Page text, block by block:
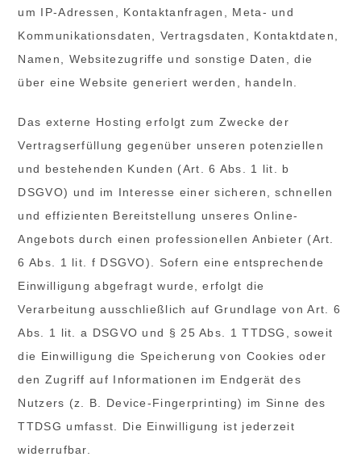
um IP-Adressen, Kontaktanfragen, Meta- und
Kommunikationsdaten, Vertragsdaten, Kontaktdaten,
Namen, Websitezugriffe und sonstige Daten, die
über eine Website generiert werden, handeln.
Das externe Hosting erfolgt zum Zwecke der
Vertragserfüllung gegenüber unseren potenziellen
und bestehenden Kunden (Art. 6 Abs. 1 lit. b
DSGVO) und im Interesse einer sicheren, schnellen
und effizienten Bereitstellung unseres Online-
Angebots durch einen professionellen Anbieter (Art.
6 Abs. 1 lit. f DSGVO). Sofern eine entsprechende
Einwilligung abgefragt wurde, erfolgt die
Verarbeitung ausschließlich auf Grundlage von Art. 6
Abs. 1 lit. a DSGVO und § 25 Abs. 1 TTDSG, soweit
die Einwilligung die Speicherung von Cookies oder
den Zugriff auf Informationen im Endgerät des
Nutzers (z. B. Device-Fingerprinting) im Sinne des
TTDSG umfasst. Die Einwilligung ist jederzeit
widerrufbar.